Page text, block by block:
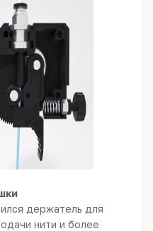
держатель для
нити и более